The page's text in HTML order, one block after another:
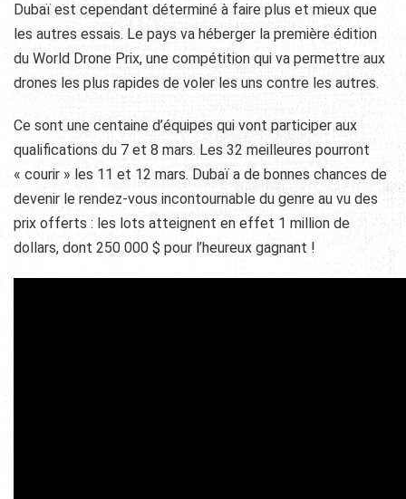
Dubaï est cependant déterminé à faire plus et mieux que
les autres essais. Le pays va héberger la première édition
du World Drone Prix, une compétition qui va permettre aux
drones les plus rapides de voler les uns contre les autres.
Ce sont une centaine d’équipes qui vont participer aux
qualifications du 7 et 8 mars. Les 32 meilleures pourront
« courir » les 11 et 12 mars. Dubaï a de bonnes chances de
devenir le rendez-vous incontournable du genre au vu des
prix offerts : les lots atteignent en effet 1 million de
dollars, dont 250 000 $ pour l’heureux gagnant !